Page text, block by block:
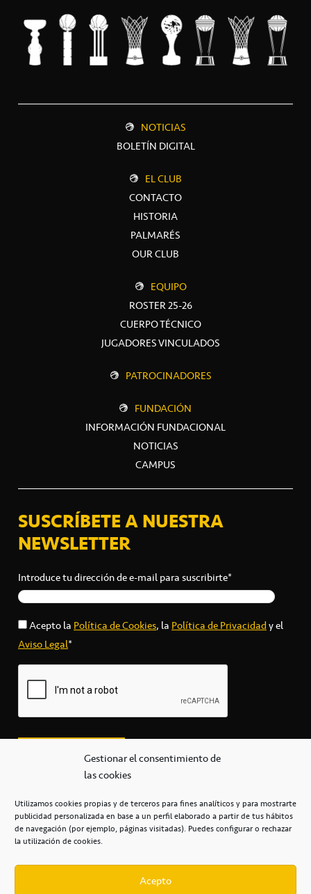
Gestionar el consentimiento de
las cookies
Utilizamos cookies propias y de terceros para fines analíticos y para mostrarte
publicidad personalizada en base a un perfil elaborado a partir de tus hábitos
de navegación (por ejemplo, páginas visitadas). Puedes configurar o rechazar
la utilización de cookies.
Acepto
NOTICIAS
BOLETÍN DIGITAL
EL CLUB
CONTACTO
HISTORIA
PALMARÉS
OUR CLUB
EQUIPO
ROSTER 25-26
CUERPO TÉCNICO
JUGADORES VINCULADOS
PATROCINADORES
FUNDACIÓN
INFORMACIÓN FUNDACIONAL
NOTICIAS
CAMPUS
SUSCRÍBETE A NUESTRA
NEWSLETTER
Introduce tu dirección de e-mail para suscribirte*
Acepto laPolítica de Cookies, laPolítica de Privacidady el
Aviso Legal*
secretaria@cbcanarias.es
+34 922 253 684
Casa del Deporte / 38108 – La Laguna